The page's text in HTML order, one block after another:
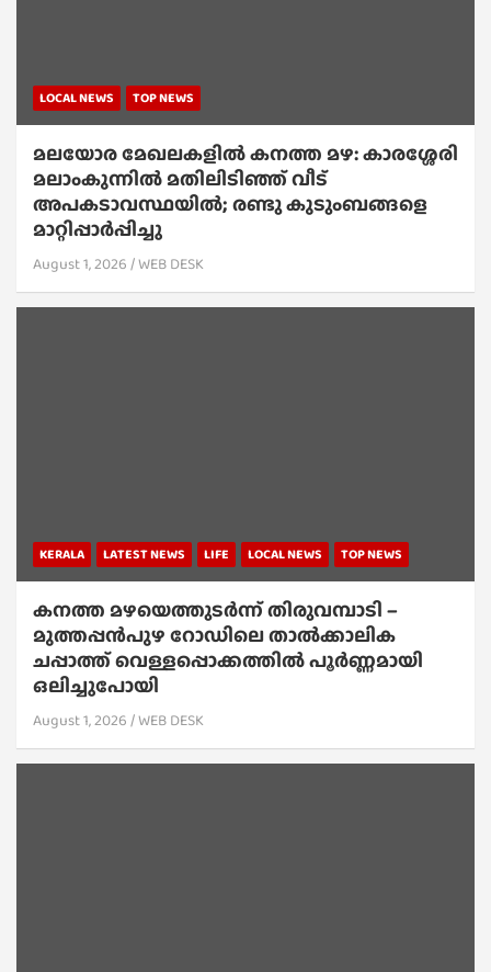
LOCAL NEWS TOP NEWS
മലയോര മേഖലകളിൽ കനത്ത മഴ: കാരശ്ശേരി
മലാംകുന്നിൽ മതിലിടിഞ്ഞ് വീട്
അപകടാവസ്ഥയിൽ; രണ്ടു കുടുംബങ്ങളെ
മാറ്റിപ്പാർപ്പിച്ചു
August 1, 2026 WEB DESK
KERALA LATEST NEWS LIFE LOCAL NEWS TOP NEWS
കനത്ത മഴയെത്തുടർന്ന് തിരുവമ്പാടി –
മുത്തപ്പൻപുഴ റോഡിലെ താൽക്കാലിക
ചപ്പാത്ത് വെള്ളപ്പൊക്കത്തിൽ പൂർണ്ണമായി
ഒലിച്ചുപോയി
August 1, 2026 WEB DESK